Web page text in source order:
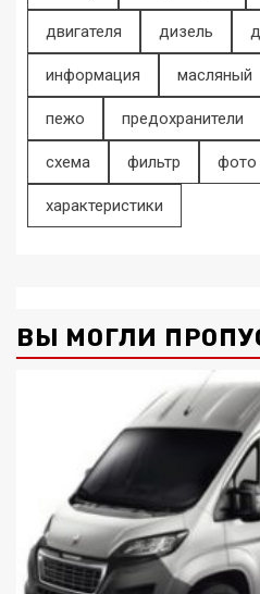
двигателя дизель
информация масляный
пежо предохранители
схема фильтр фото
характеристики
ВЫ МОГЛИ